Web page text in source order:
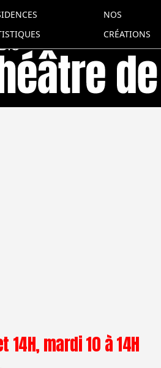
NOS
CRÉATIONS
14H, mardi 10 à 14H